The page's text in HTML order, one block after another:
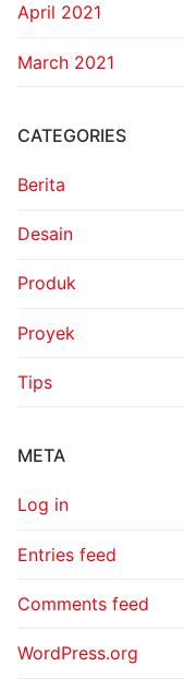
April 2021
March 2021
CATEGORIES
Berita
Desain
Produk
Proyek
Tips
META
Log in
Entries feed
Comments feed
WordPress.org